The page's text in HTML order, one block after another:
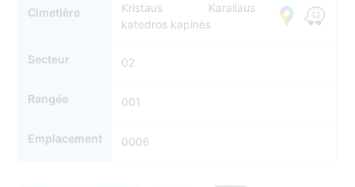
Cimetière
Kristaus Karaliaus
katedros kapinės
Secteur 02
Rangée 001
Emplacement 0006